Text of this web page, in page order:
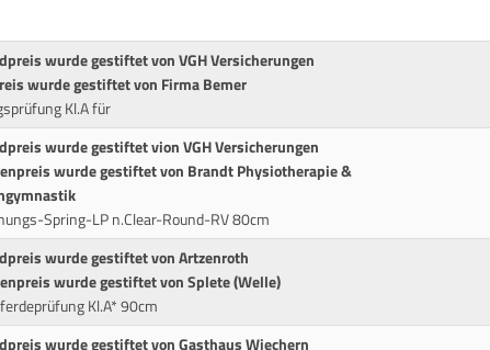
wurde gestiftet von VGH Versicherungen
wurde gestiftet von Firma Bemer
Kl.A für
wurde gestiftet vion VGH Versicherungen
wurde gestiftet von Brandt Physiotherapie &
Spring-LP n.Clear-Round-RV 80cm
wurde gestiftet von Artzenroth
wurde gestiftet von Splete (Welle)
Kl.A* 90cm
wurde gestiftet von Gasthaus Wiechern